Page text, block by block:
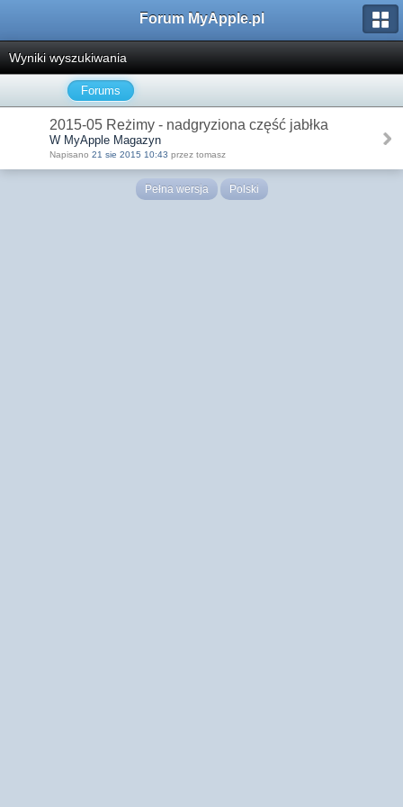
Forum MyApple.pl
Wyniki wyszukiwania
Forums
2015-05 Reżimy - nadgryziona część jabłka
W MyApple Magazyn
Napisano 21 sie 2015 10:43 przez tomasz
Pełna wersja Polski